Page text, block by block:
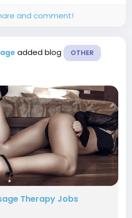
and comment!
added blog OTHER
Therapy Jobs